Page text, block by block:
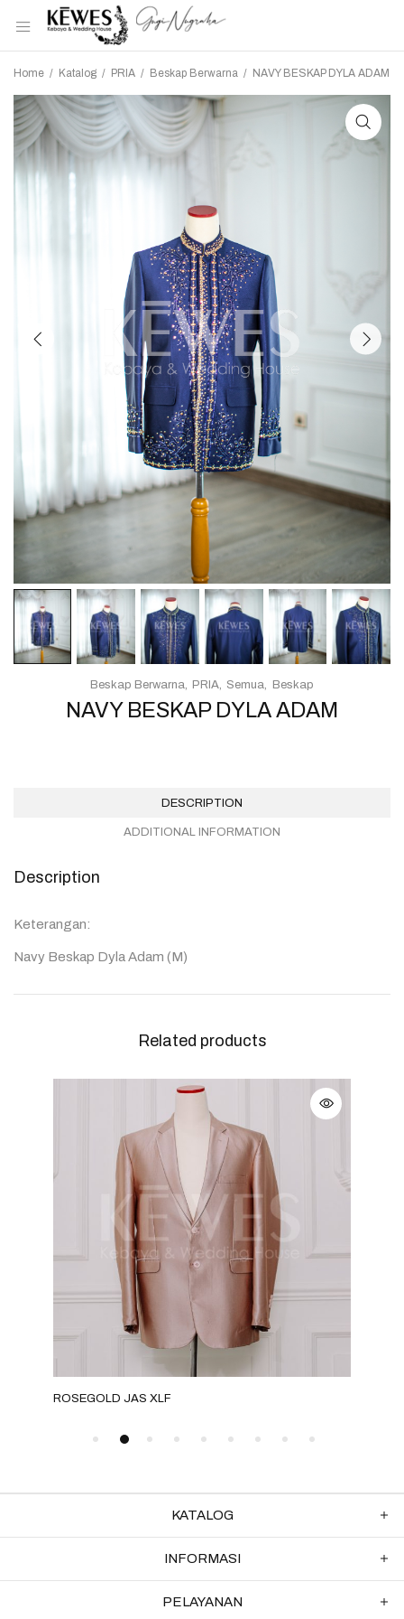
Home / Katalog / PRIA / Beskap Berwarna / NAVY BESKAP DYLA ADAM
NAVY BESKAP DYLA ADAM
Beskap Berwarna PRIA Semua Beskap
DESCRIPTION
ADDITIONAL INFORMATION
Description
Keterangan:
Navy Beskap Dyla Adam (M)
Related products
ROSEGOLD JAS XLF
KATALOG
INFORMASI
PELAYANAN